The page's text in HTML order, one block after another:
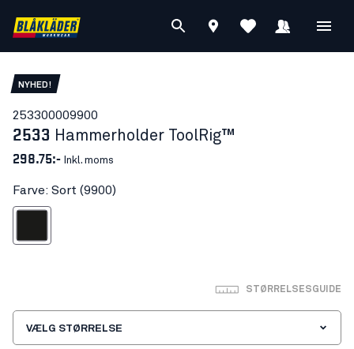
NYHED!
253300009900
2533 Hammerholder ToolRig™
298.75:- Inkl. moms
Farve: Sort (9900)
STØRRELSESGUIDE
VÆLG STØRRELSE